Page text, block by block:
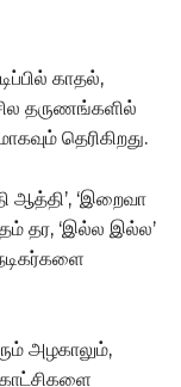
காதல்,
தருணங்களில்
தெரிகிறது.
ஆத்தி’, ‘இறைவா
தர, ‘இல்ல இல்ல’
அழகாலும்,